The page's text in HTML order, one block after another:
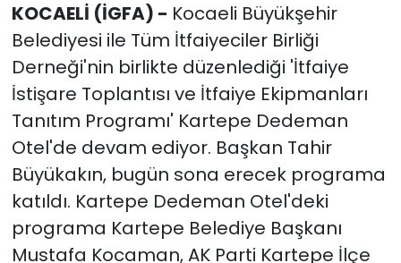
KOCAELİ (İGFA) - Kocaeli Büyükşehir
Belediyesi ile Tüm İtfaiyeciler Birliği
Derneği'nin birlikte düzenlediği 'İtfaiye
İstişare Toplantısı ve İtfaiye Ekipmanları
Tanıtım Programı' Kartepe Dedeman
Otel'de devam ediyor. Başkan Tahir
Büyükakın, bugün sona erecek programa
katıldı. Kartepe Dedeman Otel'deki
programa Kartepe Belediye Başkanı
Mustafa Kocaman, AK Parti Kartepe İlçe